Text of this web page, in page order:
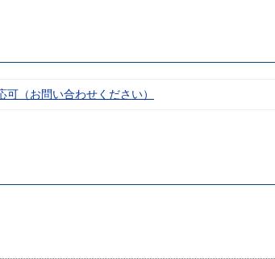
可（お問い合わせください）